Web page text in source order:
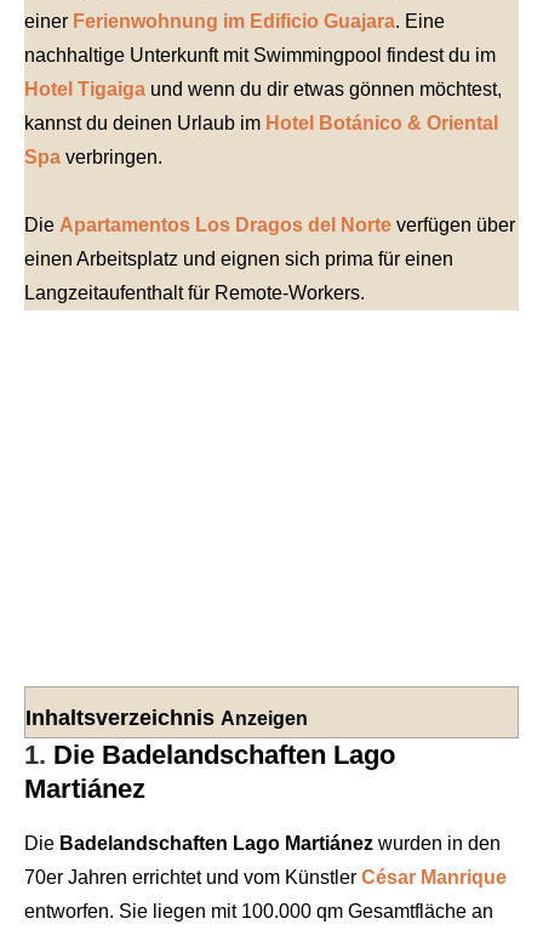
einer Ferienwohnung im Edificio Guajara. Eine
nachhaltige Unterkunft mit Swimmingpool findest du im
Hotel Tigaiga und wenn du dir etwas gönnen möchtest,
kannst du deinen Urlaub im Hotel Botánico & Oriental
Spa verbringen.
Die Apartamentos Los Dragos del Norte verfügen über
einen Arbeitsplatz und eignen sich prima für einen
Langzeitaufenthalt für Remote-Workers.
Inhaltsverzeichnis Anzeigen
1. Die Badelandschaften Lago
Martiánez
Die Badelandschaften Lago Martiánez wurden in den
70er Jahren errichtet und vom Künstler César Manrique
entworfen. Sie liegen mit 100.000 qm Gesamtfläche an